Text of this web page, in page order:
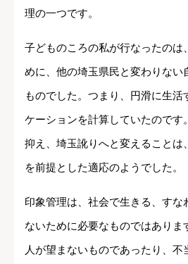
理の一つです。
子どものころの私が行なったのは
めに、他の埼玉県民と変わりない
ものでした。つまり、円滑に生活
ケーションを計算していたのです
抑え、埼玉訛りへと変えることは
を前提とした適応のようでした。
印象管理は、社会で生きる、すな
ないために必要なものではありま
人が望まないものであったり、不